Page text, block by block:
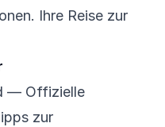
Ihre Reise zur
— Offizielle
zur